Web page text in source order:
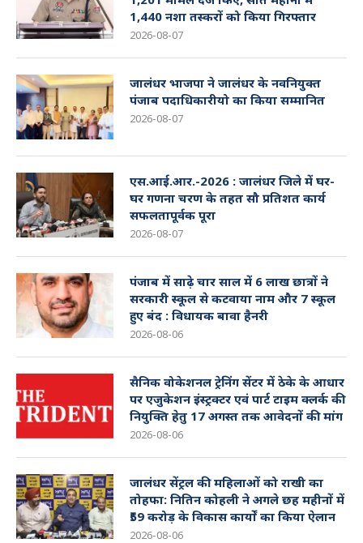
1,440 नशा तस्करों को किया गिरफ्तार
2026-08-07
जालंधर भाजपा ने जालंधर के नवनियुक्त
पंजाब पदाधिकारीयो का किया सम्मानित
2026-08-07
एस.आई.आर.-2026 : जालंधर जिले में घर-
घर गणना चरण के तहत सौ प्रतिशत कार्य
सफलतापूर्वक पूरा
2026-08-07
पंजाब में साढ़े चार साल में 6 लाख छात्रों ने
सरकारी स्कूल से कटवाया नाम और 7 स्कूल
हुए बंद : विधायक बावा हैनरी
2026-08-06
सैनिक वोकेशनल ट्रेनिंग सेंटर में ठेके के आधार
पर एजुकेशन इंस्ट्रक्टर एवं पार्ट टाइम क्लर्क की
नियुक्ति हेतु 17 अगस्त तक आवेदनों की मांग
2026-08-06
जालंधर सेंट्रल की महिलाओं को राखी का
तोहफा: नितिन कोहली ने अगले छह महीनों में
₹59 करोड़ के विकास कार्यों का किया ऐलान
2026-08-06